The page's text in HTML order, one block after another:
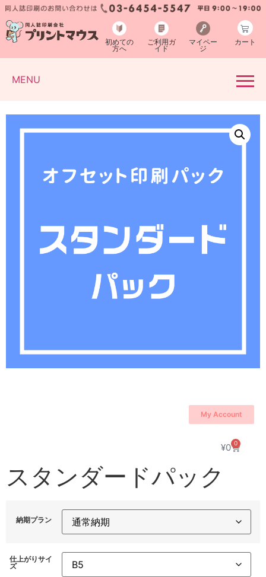
初めての
方へ
ご利用ガ
イド
マイペー
ジ
カート
MENU
My Account
¥0 0
スタンダードパック
納期プラン
仕上がりサイ
ズ